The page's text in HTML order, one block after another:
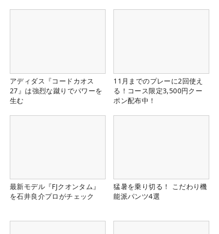
アディダス『コードカオス
27』は強烈な蹴りでパワーを
生む
11月までのプレーに2回使え
る！コース限定3,500円クー
ポン配布中！
最新モデル『FJクオンタム』
を石井良介プロがチェック
猛暑を乗り切る！ こだわり機
能派パンツ4選